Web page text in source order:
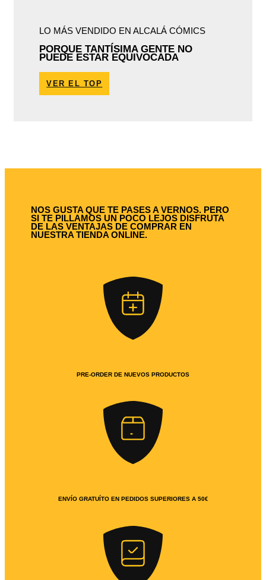
LO MÁS VENDIDO EN ALCALÁ CÓMICS
PORQUE TANTÍSIMA GENTE NO
PUEDE ESTAR EQUIVOCADA
VER EL TOP
NOS GUSTA QUE TE PASES A VERNOS. PERO
SI TE PILLAMOS UN POCO LEJOS DISFRUTA
DE LAS VENTAJAS DE COMPRAR EN
NUESTRA TIENDA ONLINE.
PRE-ORDER DE NUEVOS PRODUCTOS
ENVÍO GRATUÍTO EN PEDIDOS SUPERIORES A 50€